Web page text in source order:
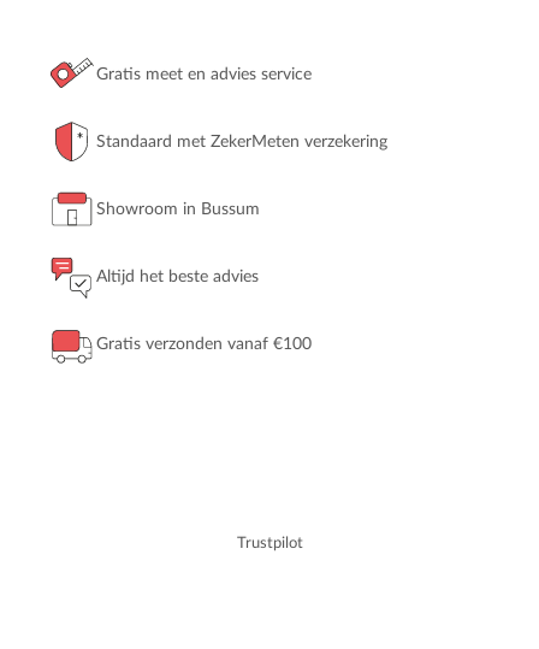
Gratis meet en advies service
Standaard met ZekerMeten verzekering
Showroom in Bussum
Altijd het beste advies
Gratis verzonden vanaf €100
Trustpilot